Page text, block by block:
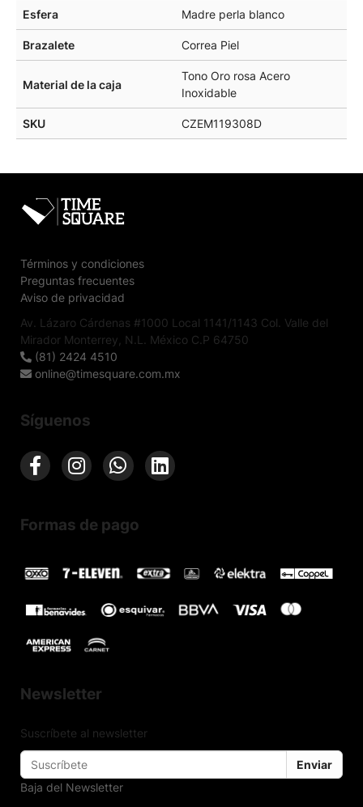
Esfera Madre perla blanco
Brazalete Correa Piel
Material de la caja
Tono Oro rosa Acero
Inoxidable
SKU CZEM119308D
Términos y condiciones
Preguntas frecuentes
Aviso de privacidad
Av. Lázaro Cárdenas #1000 Local 1141/1143 Col. Valle del
Mirador Monterrey, N.L. México C.P 64750
(81) 2424 4510
online@timesquare.com.mx
Síguenos
Formas de pago
Newsletter
Suscríbete al newsletter
Enviar
Baja del Newsletter